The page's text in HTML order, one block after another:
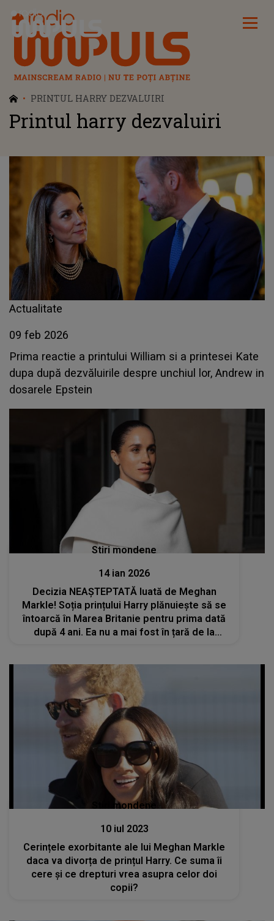
Radio Impuls
PRINTUL HARRY DEZVALUIRI
Printul harry dezvaluiri
Actualitate
09 feb 2026
Prima reactie a printului William si a printesei Kate
dupa după dezvăluirile despre unchiul lor, Andrew in
dosarele Epstein
Stiri mondene
14 ian 2026
Decizia NEAȘTEPTATĂ luată de Meghan
Markle! Soția prințului Harry plănuiește să se
întoarcă în Marea Britanie pentru prima dată
după 4 ani. Ea nu a mai fost în țară de la
Stiri mondene
10 iul 2023
Cerințele exorbitante ale lui Meghan Markle
daca va divorța de prințul Harry. Ce suma îi
cere și ce drepturi vrea asupra celor doi
copii?